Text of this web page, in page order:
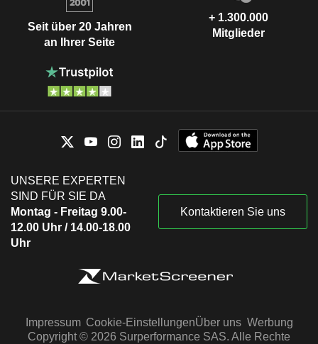
Seit über 20 Jahren
an Ihrer Seite
+ 1.300.000
Mitglieder
UNSERE EXPERTEN
SIND FÜR SIE DA
Montag - Freitag 9.00-
12.00 Uhr / 14.00-18.00
Uhr
Kontaktieren Sie uns
Impressum Cookie-EinstellungenÜber uns Werbung
Copyright © 2026 Surperformance SAS. Alle Rechte